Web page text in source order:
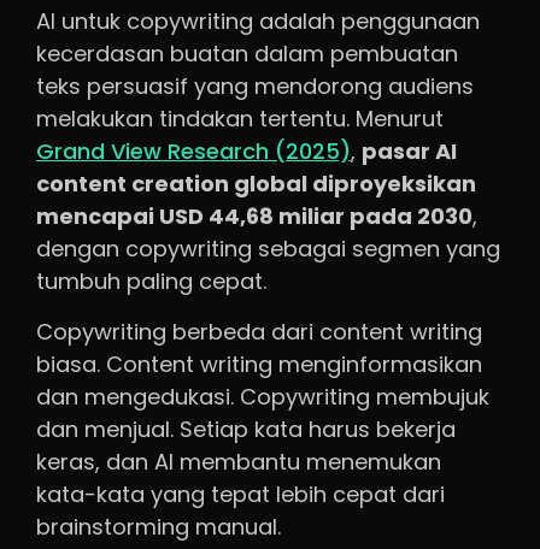
AI untuk copywriting adalah penggunaan
kecerdasan buatan dalam pembuatan
teks persuasif yang mendorong audiens
melakukan tindakan tertentu. Menurut
Grand View Research (2025), pasar AI
content creation global diproyeksikan
mencapai USD 44,68 miliar pada 2030,
dengan copywriting sebagai segmen yang
tumbuh paling cepat.
Copywriting berbeda dari content writing
biasa. Content writing menginformasikan
dan mengedukasi. Copywriting membujuk
dan menjual. Setiap kata harus bekerja
keras, dan AI membantu menemukan
kata-kata yang tepat lebih cepat dari
brainstorming manual.